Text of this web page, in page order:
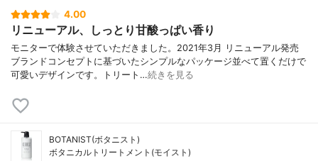
4.00
リニューアル、しっとり甘酸っぱい香り
モニターで体験させていただきました。2021年3月 リニューアル発売
ブランドコンセプトに基づいたシンプルなパッケージ並べて置くだけで
可愛いデザインです。トリート…続きを見る
BOTANIST(ボタニスト)
ボタニカルトリートメント(モイスト)